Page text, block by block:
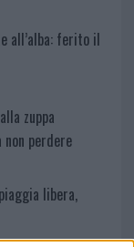
all’alba: ferito il
zuppa
perdere
libera,